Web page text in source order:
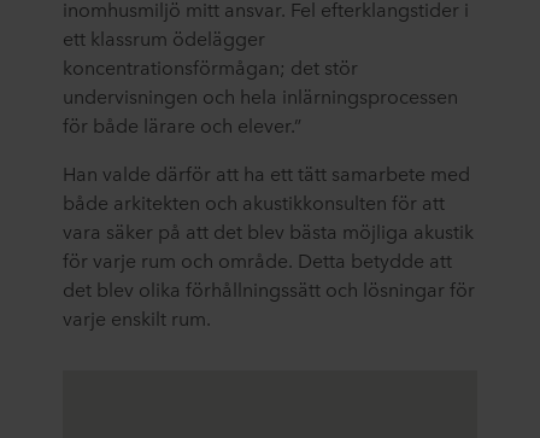
inomhusmiljö mitt ansvar. Fel efterklangstider i
ett klassrum ödelägger
koncentrationsförmågan; det stör
undervisningen och hela inlärningsprocessen
för både lärare och elever.”
Han valde därför att ha ett tätt samarbete med
både arkitekten och akustikkonsulten för att
vara säker på att det blev bästa möjliga akustik
för varje rum och område. Detta betydde att
det blev olika förhållningssätt och lösningar för
varje enskilt rum.